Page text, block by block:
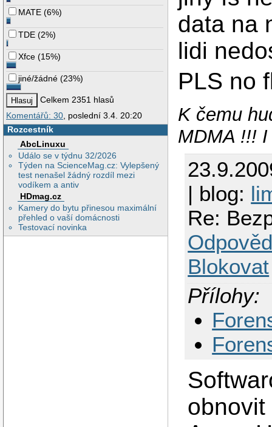
MATE (6%)
TDE (2%)
Xfce (15%)
jiné/žádné (23%)
Celkem 2351 hlasů
Komentářů: 30 , poslední 3.4. 20:20
Rozcestník
AbcLinuxu
Událo se v týdnu 32/2026
Týden na ScienceMag.cz: Vylepšený
test nenašel žádný rozdíl mezi
vodíkem a antiv
HDmag.cz
Kamery do bytu přinesou maximální
přehled o vaší domácnosti
Testovací novinka
data na
lidi
PLS no
K čemu
MDMA !!!
| blog:
Re:
Blokovat
Přílohy: